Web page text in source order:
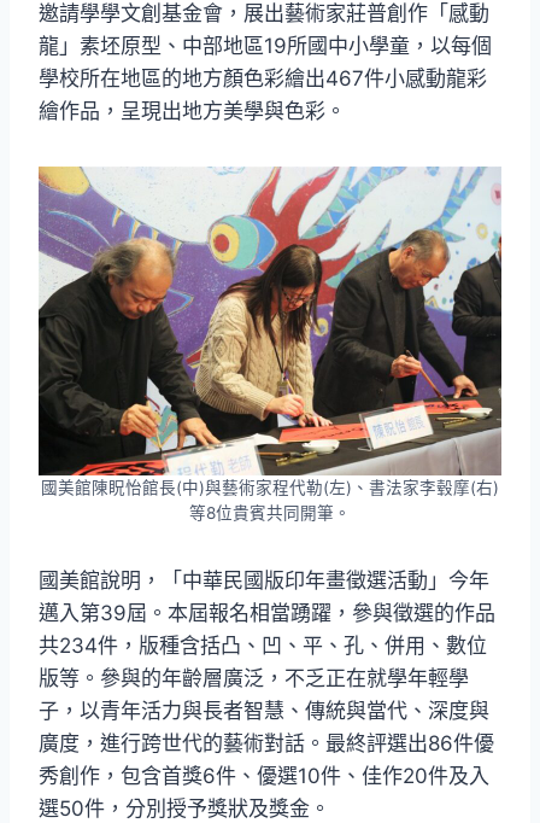
邀請學學文創基金會，展出藝術家莊普創作「感動
龍」素坯原型、中部地區19所國中小學童，以每個
學校所在地區的地方顏色彩繪出467件小感動龍彩
繪作品，呈現出地方美學與色彩。
國美館陳眖怡館長(中)與藝術家程代勒(左)、書法家李毂摩(右)
等8位貴賓共同開筆。
國美館說明，「中華民國版印年畫徵選活動」今年
邁入第39屆。本屆報名相當踴躍，參與徵選的作品
共234件，版種含括凸、凹、平、孔、併用、數位
版等。參與的年齡層廣泛，不乏正在就學年輕學
子，以青年活力與長者智慧、傳統與當代、深度與
廣度，進行跨世代的藝術對話。最終評選出86件優
秀創作，包含首獎6件、優選10件、佳作20件及入
選50件，分別授予獎狀及獎金。